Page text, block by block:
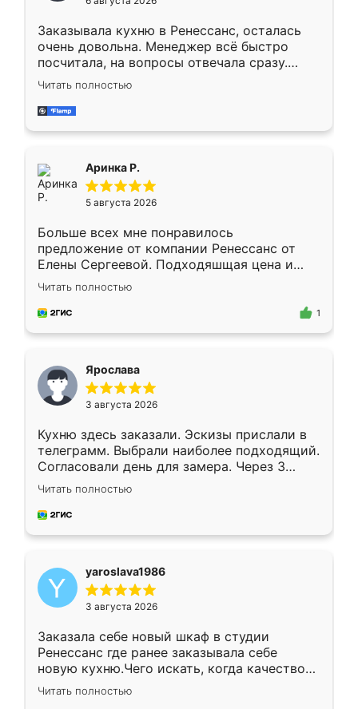
мебели буду заказывать только здесь.
Заказывала кухню в Ренессанс, осталась
очень довольна. Менеджер всё быстро
посчитала, на вопросы отвечала сразу.
Замерщик приехал в субботу, подошёл к
делу со всей ответственностью. Собрали
за день, ребята работали аккуратно, даже
Читать полностью
Аринка Р.
5 августа 2026
Больше всех мне понравилось
предложение от компании Ренессанс от
Елены Сергеевой. Подходяшщая цена и
короткие сроки изготовления. Приехавший
для замера сотрудник Владислав
предложил по моему эскизу самый
Читать полностью
1
Ярослава
3 августа 2026
Кухню здесь заказали. Эскизы прислали в
телеграмм. Выбрали наиболее подходящий.
Согласовали день для замера. Через 3
недели кухня была уже готова. Остались
довольны работой. Спасибо Ренессанс
мебель за качественную работу!
Читать полностью
yaroslava1986
3 августа 2026
Заказала себе новый шкаф в студии
Ренессанс где ранее заказывала себе
новую кухню.Чего искать, когда качеством
вполне довольна. Служит кухня уже почти
два года, нареканий нет.
Читать полностью